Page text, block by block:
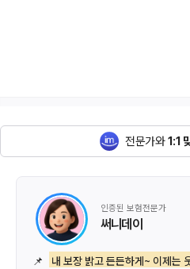
전문가와1:1
인증된 보험전문가
써니데이
📌 내 보장 밝고 든든하게~ 이제는